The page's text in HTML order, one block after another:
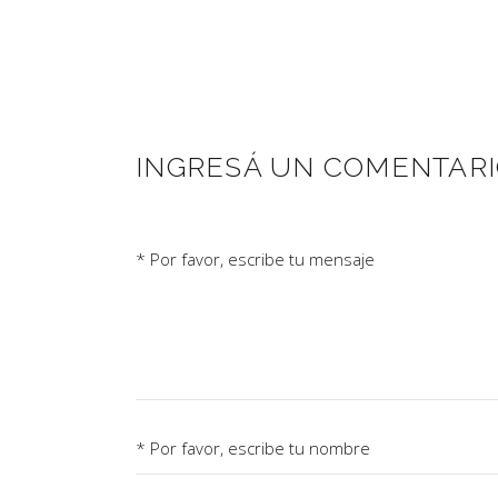
INGRESÁ UN